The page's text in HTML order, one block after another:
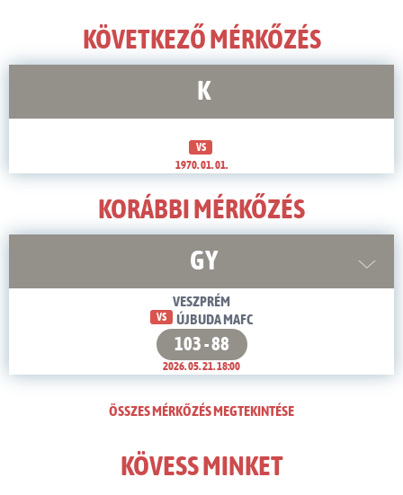
KÖVETKEZŐ MÉRKŐZÉS
K
VS
1970. 01. 01.
KORÁBBI MÉRKŐZÉS
GY
VESZPRÉM
VS ÚJBUDA MAFC
103 - 88
2026. 05. 21. 18:00
ÖSSZES MÉRKŐZÉS MEGTEKINTÉSE
KÖVESS MINKET